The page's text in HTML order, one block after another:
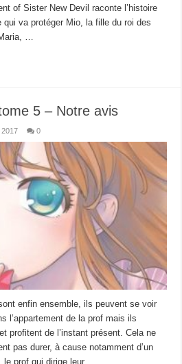
of Sister New Devil raconte l’histoire
qui va protéger Mio, la fille du roi des
…
5 – Notre avis
2017 0
enfin ensemble, ils peuvent se voir
l’appartement de la prof mais ils
profitent de l’instant présent. Cela ne
pas durer, à cause notamment d’un
prof qui dirige leur …